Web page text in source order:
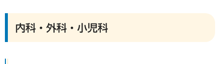
内科・外科・小児科